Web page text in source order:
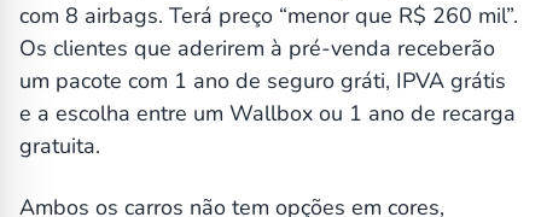
com 8 airbags. Terá preço “menor que R$ 260 mil”.
Os clientes que aderirem à pré-venda receberão
um pacote com 1 ano de seguro gráti, IPVA grátis
e a escolha entre um Wallbox ou 1 ano de recarga
gratuita.
Ambos os carros não tem opções em cores,